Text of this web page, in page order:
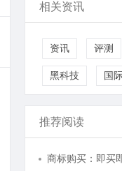
相关资讯
资讯 评测
黑科技 国
推荐阅读
商标购买：即买